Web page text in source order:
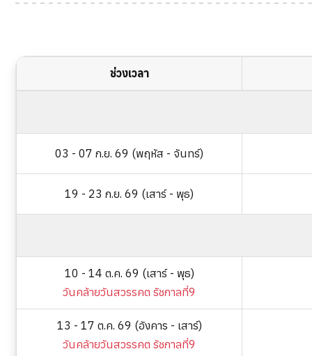
ช่วงเวลา
03 - 07 ก.ย. 69 (พฤหัส - จันทร์)
19 - 23 ก.ย. 69 (เสาร์ - พุธ)
10 - 14 ต.ค. 69 (เสาร์ - พุธ)
วันคล้ายวันสวรรคต รัชกาลที่9
13 - 17 ต.ค. 69 (อังคาร - เสาร์)
วันคล้ายวันสวรรคต รัชกาลที่9